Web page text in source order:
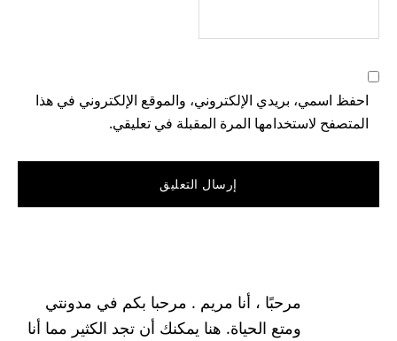
احفظ اسمي، بريدي الإلكتروني، والموقع الإلكتروني في هذا
المتصفح لاستخدامها المرة المقبلة في تعليقي.
الجانبية
الرئيسية
مرحبًا ، أنا مريم . مرحبا بكم في مدونتي
ومتع الحياة. هنا يمكنك أن تجد الكثير مما أنا